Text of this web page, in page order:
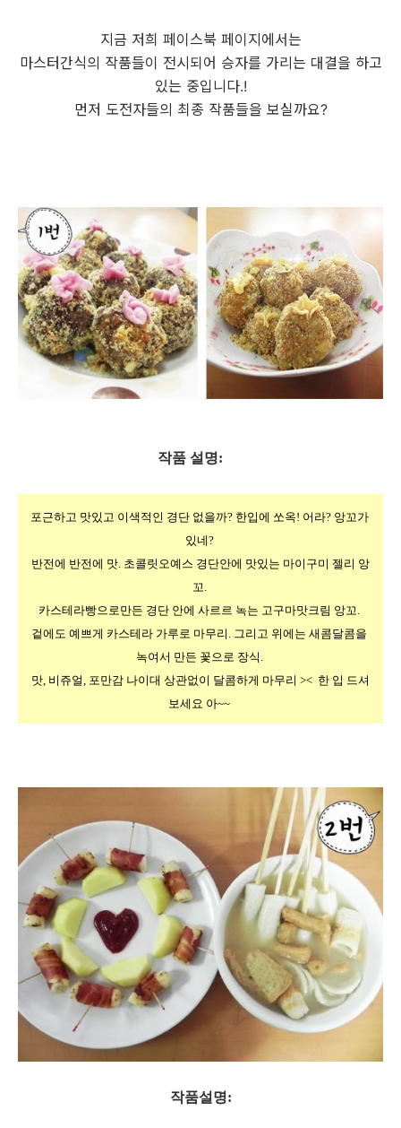
지금 저희 페이스북 페이지에서는
마스터간식의 작품들이 전시되어 승자를 가리는 대결을 하고
있는 중입니다.!
먼저 도전자들의 최종 작품들을 보실까요?
작품 설명:
포근하고 맛있고 이색적인 경단 없을까? 한입에 쏘옥! 어라? 앙꼬가
있네?
반전에 반전에 맛. 초콜릿오예스 경단안에 맛있는 마이구미 젤리 앙
꼬.
카스테라빵으로만든 경단 안에 사르르 녹는 고구마맛크림 앙꼬.
겉에도 예쁘게 카스테라 가루로 마무리. 그리고 위에는 새콤달콤을
녹여서 만든 꽃으로 장식.
맛, 비쥬얼, 포만감 나이대 상관없이 달콤하게 마무리 ><  한 입 드셔
보세요 아~~
작품설명: